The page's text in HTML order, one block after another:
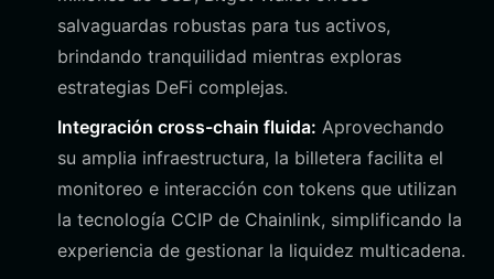
salvaguardas robustas para tus activos,
brindando tranquilidad mientras exploras
estrategias DeFi complejas.
Integración cross-chain fluida: Aprovechando
su amplia infraestructura, la billetera facilita el
monitoreo e interacción con tokens que utilizan
la tecnología CCIP de Chainlink, simplificando la
experiencia de gestionar la liquidez multicadena.